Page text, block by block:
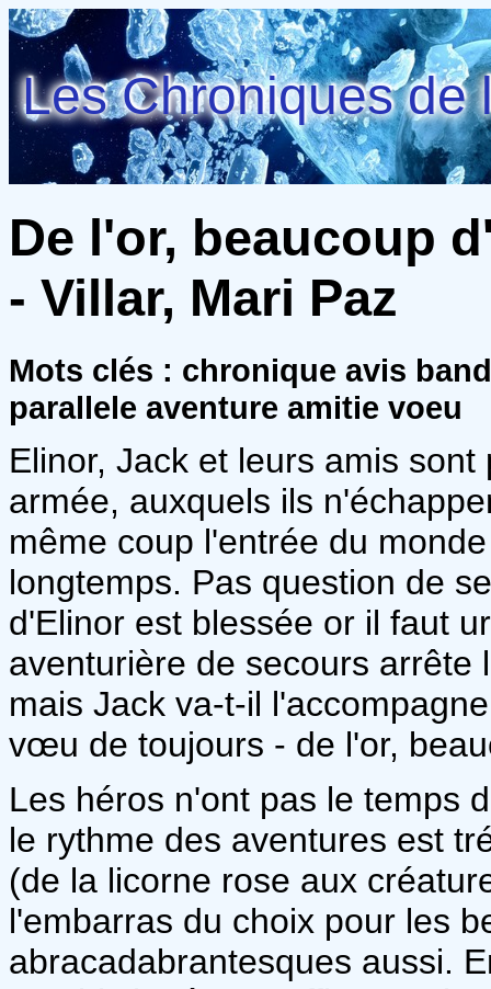
Les Chroniques de
De l'or, beaucoup
- Villar, Mari Paz
Mots clés : chronique avis
parallele aventure amitie voeu
Elinor, Jack et leurs amis
armée, auxquels ils
même coup l'entrée du
longtemps. Pas question de
d'Elinor est blessée or il faut
aventurière de secours arrête
mais Jack va-t-il
vœu de toujours - de l'or,
Les héros n'ont pas le temps
le rythme des aventures est
(de la licorne rose aux
l'embarras du choix pour les
abracadabrantesques aussi.